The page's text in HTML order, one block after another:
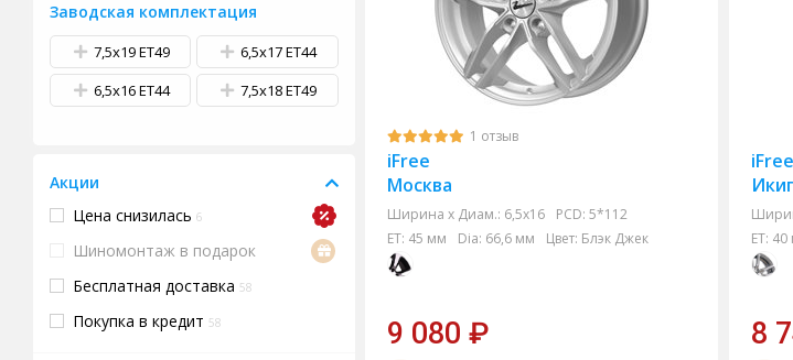
Заводская комплектация
7,5x19 ET49
6,5x17 ET44
6,5x16 ET44
7,5x18 ET49
Акции
Цена снизилась 6
Шиномонтаж в подарок
Бесплатная доставка 58
Покупка в кредит 58
1 отзыв
iFree
Москва
Ширина х Диам.: 6,5x16 PCD: 5*112
ET: 45 мм Dia: 66,6 мм Цвет: Блэк Джек
9 080 ₽
iFree
ET: 40
8